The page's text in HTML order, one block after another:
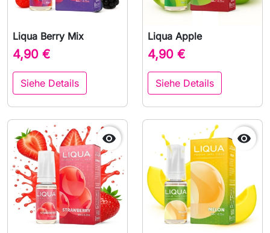
Liqua Berry Mix
4,90 €
Siehe Details
Liqua Apple
4,90 €
Siehe Details
 